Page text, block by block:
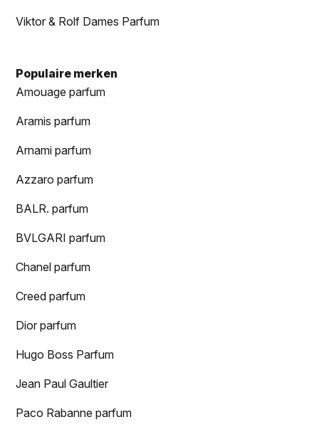
Viktor & Rolf Dames Parfum
Populaire merken
Amouage parfum
Aramis parfum
Arnami parfum
Azzaro parfum
BALR. parfum
BVLGARI parfum
Chanel parfum
Creed parfum
Dior parfum
Hugo Boss Parfum
Jean Paul Gaultier
Paco Rabanne parfum